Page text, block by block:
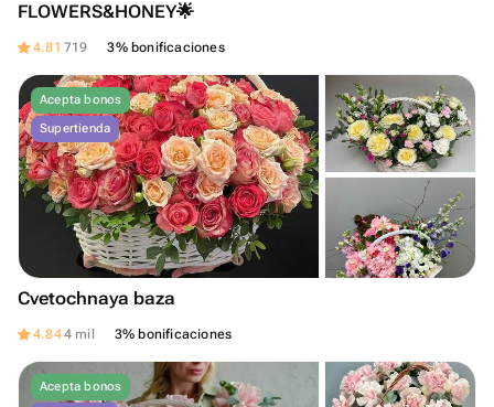
FLOWERS&HONEY🌟
4.81 719 3% bonificaciones
Acepta bonos
Supertienda
Cvetochnaya baza
4.844 mil 3% bonificaciones
Acepta bonos